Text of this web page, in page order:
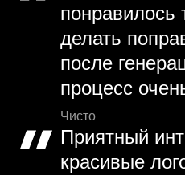
понравилось
делать
после
процесс
Чисто
Приятный
красивые